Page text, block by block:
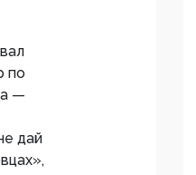
по
—
дай